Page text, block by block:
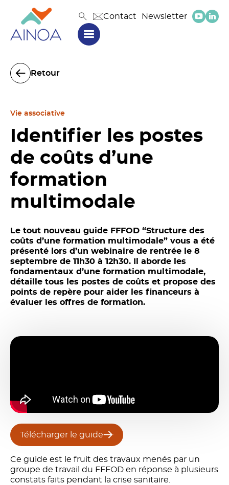
Contact Newsletter
Retour
Vie associative
Identifier les postes
de coûts d’une
formation
multimodale
Le tout nouveau guide FFFOD “Structure des
coûts d’une formation multimodale” vous a été
présenté lors d’un webinaire de rentrée le 8
septembre de 11h30 à 12h30. Il aborde les
fondamentaux d’une formation multimodale,
détaille tous les postes de coûts et propose des
points de repère pour aider les financeurs à
évaluer les offres de formation.
Télécharger le guide
Ce guide est le fruit des travaux menés par un
groupe de travail du FFFOD en réponse à plusieurs
constats faits pendant la crise sanitaire.